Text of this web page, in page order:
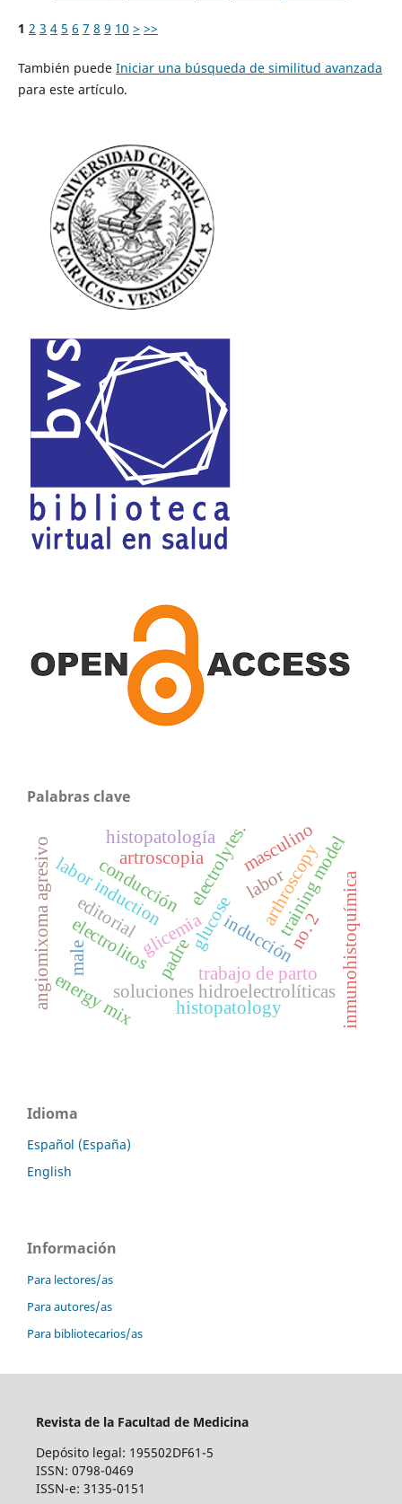
1 2 3 4 5 6 7 8 9 10 > >>
También puede Iniciar una búsqueda de similitud avanzada
para este artículo.
Palabras clave
inducción
conducción
trabajo de parto
soluciones hidroelectrolíticas
glicemia
electrolitos
labor induction labor
glucose
electrolytes.
artroscopia arthroscopy
training model
angiomixoma agresivo masculino
histopatología
inmunohistoquímica
male
histopatology
editorial no. 2
energy mix
padre
Idioma
Español (España)
English
Información
Para lectores/as
Para autores/as
Para bibliotecarios/as
Revista de la Facultad de Medicina
Depósito legal: 195502DF61-5
ISSN: 0798-0469
ISSN-e: 3135-0151